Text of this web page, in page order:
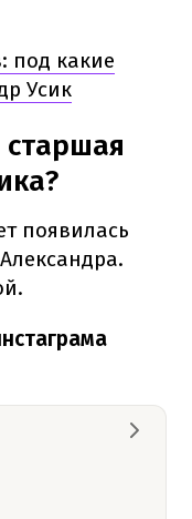
под какие
Усик
старшая
появилась